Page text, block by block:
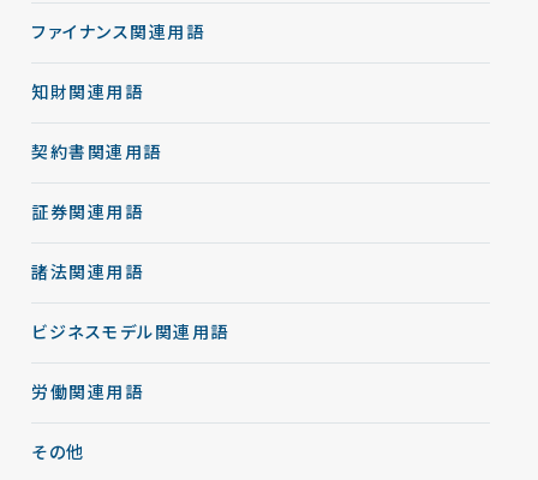
ファイナンス関連用語
知財関連用語
契約書関連用語
証券関連用語
諸法関連用語
ビジネスモデル関連用語
労働関連用語
その他